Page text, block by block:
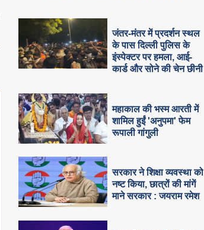
जंतर-मंतर में प्रदर्शन स्थल
के पास दिल्ली पुलिस के
इंस्पेक्टर पर हमला, आई-
कार्ड और सोने की चेन छीनी
महाकाल की भस्म आरती में
शामिल हुईं 'अनुपमा' फेम
रूपाली गांगुली
सरकार ने शिक्षा व्यवस्था को
नष्ट किया, छात्रों की मांगें
माने सरकार : जयराम रमेश